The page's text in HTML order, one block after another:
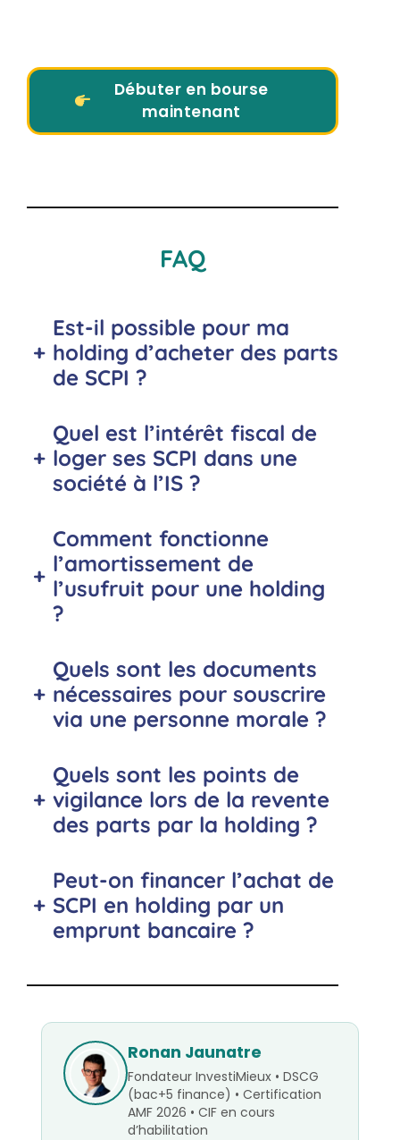
Débuter en bourse
maintenant
FAQ
+
Est-il possible pour ma
holding d’acheter des parts
de SCPI ?
+
Quel est l’intérêt fiscal de
loger ses SCPI dans une
société à l’IS ?
+
Comment fonctionne
l’amortissement de
l’usufruit pour une holding
?
+
Quels sont les documents
nécessaires pour souscrire
via une personne morale ?
+
Quels sont les points de
vigilance lors de la revente
des parts par la holding ?
+
Peut-on financer l’achat de
SCPI en holding par un
emprunt bancaire ?
Ronan Jaunatre
Fondateur InvestiMieux • DSCG
(bac+5 finance) • Certification
AMF 2026 • CIF en cours
d’habilitation